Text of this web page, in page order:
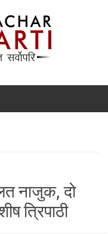
नाजुक, दो
त्रिपाठी